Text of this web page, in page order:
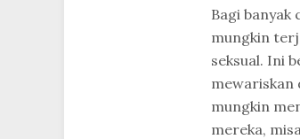
Bagi
mungkin
seksual. Ini
mewariskan
mungkin
mereka,